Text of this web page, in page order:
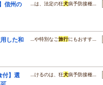
信州の
…は、法定の狂犬病予防接種…
した和
…や特別なご旅行にもおすす…
付】選
…けるのは、狂犬病予防接種…